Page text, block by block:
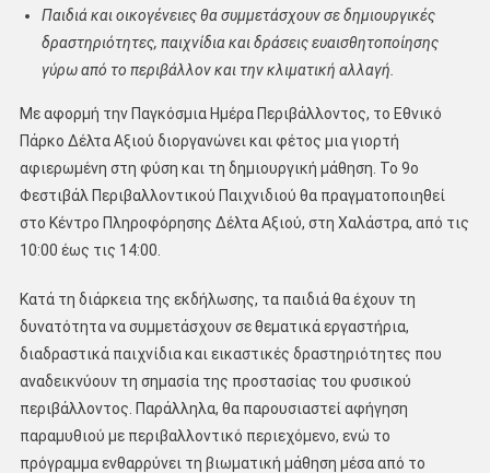
Παιδιά και οικογένειες θα συμμετάσχουν σε δημιουργικές
δραστηριότητες, παιχνίδια και δράσεις ευαισθητοποίησης
γύρω από το περιβάλλον και την κλιματική αλλαγή.
Με αφορμή την Παγκόσμια Ημέρα Περιβάλλοντος, το Εθνικό
Πάρκο Δέλτα Αξιού διοργανώνει και φέτος μια γιορτή
αφιερωμένη στη φύση και τη δημιουργική μάθηση. Το 9o
Φεστιβάλ Περιβαλλοντικού Παιχνιδιού θα πραγματοποιηθεί
στο Κέντρο Πληροφόρησης Δέλτα Αξιού, στη Χαλάστρα, από τις
10:00 έως τις 14:00.
Κατά τη διάρκεια της εκδήλωσης, τα παιδιά θα έχουν τη
δυνατότητα να συμμετάσχουν σε θεματικά εργαστήρια,
διαδραστικά παιχνίδια και εικαστικές δραστηριότητες που
αναδεικνύουν τη σημασία της προστασίας του φυσικού
περιβάλλοντος. Παράλληλα, θα παρουσιαστεί αφήγηση
παραμυθιού με περιβαλλοντικό περιεχόμενο, ενώ το
πρόγραμμα ενθαρρύνει τη βιωματική μάθηση μέσα από το